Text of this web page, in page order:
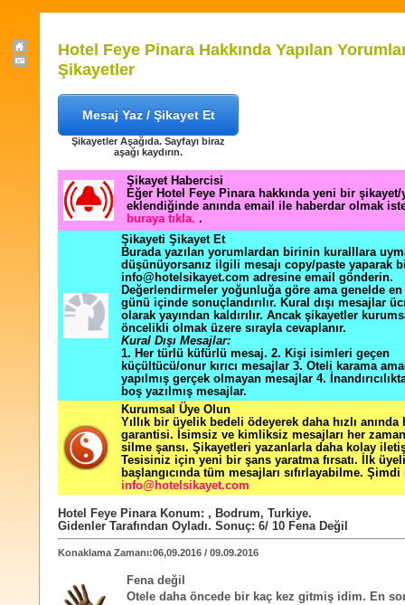
Hotel Feye Pinara Hakkında Yapılan
Şikayetler
Mesaj Yaz / Şikayet Et
Şikayetler Aşağıda. Sayfayı biraz
aşağı kaydırın.
Şikayet Habercisi
Eğer Hotel Feye Pinara hakkında yeni bir
eklendiğinde anında email ile haberdar olmak
buraya tıkla. .
Şikayeti Şikayet Et
Burada yazılan yorumlardan birinin kuralllara
düşünüyorsanız ilgili mesajı copy/paste yaparak
info@hotelsikayet.com adresine email gönderin.
Değerlendirmeler yoğunluğa göre ama genelde
günü içinde sonuçlandırılır. Kural dışı mesajlar
olarak yayından kaldırılır. Ancak şikayetler
öncelikli olmak üzere sırayla cevaplanır.
Kural Dışı Mesajlar:
1. Her türlü küfürlü mesaj. 2. Kişi isimleri geçen
küçültücü/onur kırıcı mesajlar 3. Oteli karama
yapılmış gerçek olmayan mesajlar 4.
boş yazılmış mesajlar.
Kurumsal Üye Olun
Yıllık bir üyelik bedeli ödeyerek daha hızlı
garantisi. İsimsiz ve kimliksiz mesajları her zaman
silme şansı. Şikayetleri yazanlarla daha kolay
Tesisiniz için yeni bir şans yaratma fırsatı. İlk
başlangıcında tüm mesajları sıfırlayabilme. Şimdi
info@hotelsikayet.com
Hotel Feye PinaraKonum: , Bodrum, Turkiye.
Gidenler Tarafından Oyladı. Sonuç: 6/ 10 Fena Değil
Konaklama Zamanı:06,09.2016 / 09.09.2016
Fena değil
Otele daha öncede bir kaç kez gitmiş idim. En